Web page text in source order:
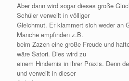
Aber dann wird sogar dieses große
Schüler verweilt in völliger
Gleichmut. Er klammert sich weder an
Manche empfinden z.B.
beim Zazen eine große Freude und
wäre Satori. Dies wird zu
einem Hindernis in ihrer Praxis. Denn
und verweilt in dieser